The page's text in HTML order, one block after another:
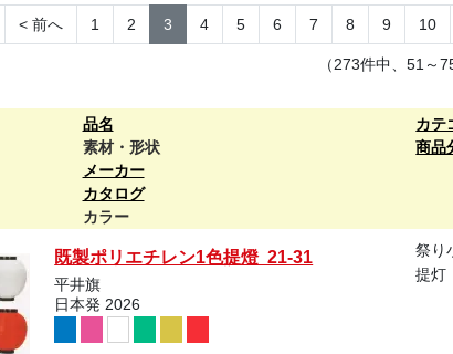
< 前へ 1 2 3 4 5 6 7 8 9 10
（273件中、51～
品名
素材・形状
メーカー
カタログ
カラー
カテ
商品
既製ポリエチレン1色提燈 21-31
平井旗
日本発 2026
祭り
提灯